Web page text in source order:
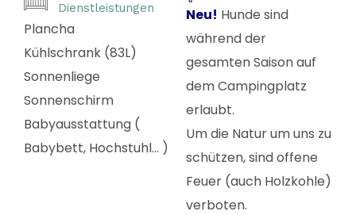
Dienstleistungen
Plancha
Kühlschrank (83L)
Sonnenliege
Sonnenschirm
Babyausstattung (
Babybett, Hochstuhl… )
Neu! Hunde sind
während der
gesamten Saison auf
dem Campingplatz
erlaubt.
Um die Natur um uns zu
schützen, sind offene
Feuer (auch Holzkohle)
verboten.